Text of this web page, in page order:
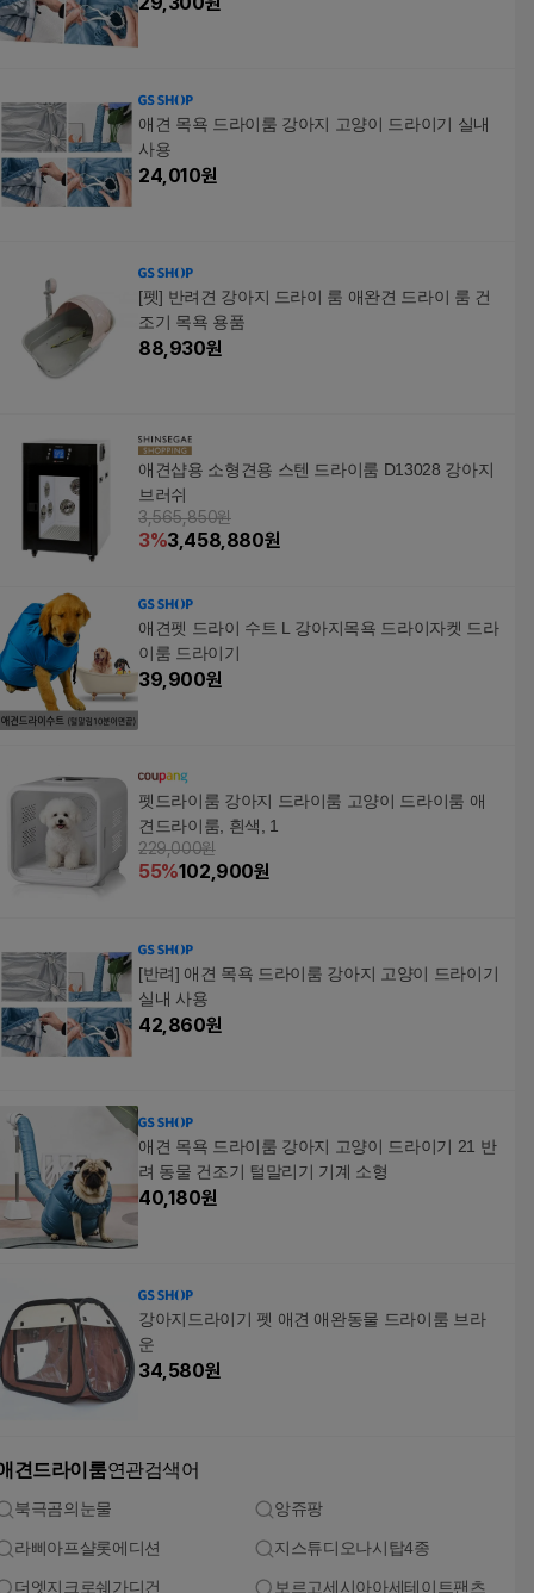
애견 목욕 드라이룸 강아지 고양이 드라이기 실내
사용
24,010원
[펫] 반려견 강아지 드라이 룸 애완견 드라이 룸 건
조기 목욕 용품
88,930원
애견샵용 소형견용 스텐 드라이룸 D13028 강아지
브러쉬
3,565,850원
3%3,458,880원
애견펫 드라이 수트 L 강아지목욕 드라이자켓 드라
이룸 드라이기
39,900원
펫드라이룸 강아지 드라이룸 고양이 드라이룸 애
견드라이룸, 흰색, 1
229,000원
55%102,900원
[반려] 애견 목욕 드라이룸 강아지 고양이 드라이기
실내 사용
42,860원
애견 목욕 드라이룸 강아지 고양이 드라이기 21 반
려 동물 건조기 털말리기 기계 소형
40,180원
강아지드라이기 펫 애견 애완동물 드라이룸 브라
운
34,580원
견드라이룸연관검색어
북극곰의눈물 앙쥬팡
라삐아프샬롯에디션 지스튜디오나시탑4종
더엣지크로쉐가디건 보르고세시아아세테이트팬츠